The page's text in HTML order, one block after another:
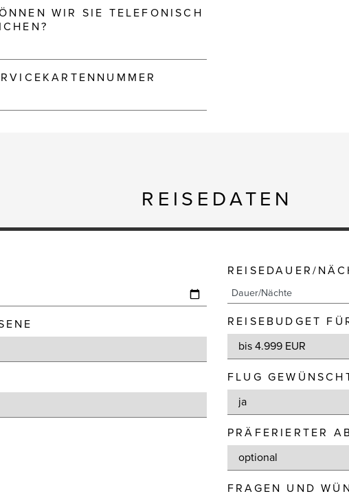
WIR SIE TELEFONISCH
REISEDATEN
REISEDAUER/
REISEBUDGET
FLUG
PRÄFERIERTER
FRAGEN UND